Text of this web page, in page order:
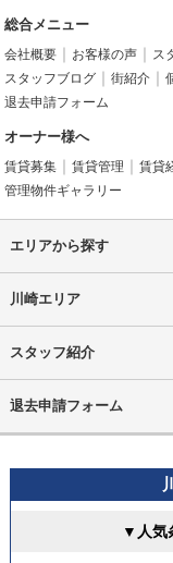
総合メニュー
会社概要 お客様の声 ス
スタッフブログ
街紹介
退去申請フォーム
オーナー様へ
賃貸募集 賃貸管理 賃貸
管理物件ギャラリー
エリアから探す
川崎エリア
スタッフ紹介
退去申請フォーム
▼人気